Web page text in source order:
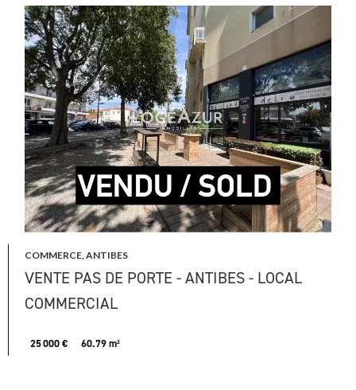
COMMERCE, ANTIBES
VENTE PAS DE PORTE - ANTIBES - LOCAL
COMMERCIAL
25 000 € 60.79 m²